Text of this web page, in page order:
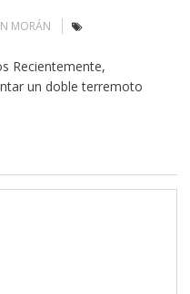
MORÁN
Recientemente,
un doble terremoto